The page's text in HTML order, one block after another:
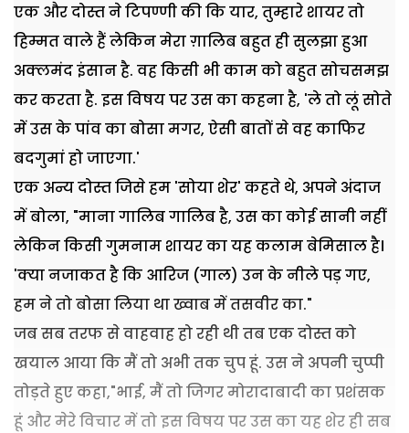
एक और दोस्त ने टिपण्णी की कि यार, तुम्हारे शायर तो
हिम्मत वाले हैं लेकिन मेरा ग़ालिब बहुत ही सुलझा हुआ
अक्लमंद इंसान है. वह किसी भी काम को बहुत सोचसमझ
कर करता है. इस विषय पर उस का कहना है, 'ले तो लूं सोते
में उस के पांव का बोसा मगर, ऐसी बातों से वह काफिर
बदगुमां हो जाएगा.'
एक अन्य दोस्त जिसे हम 'सोया शेर' कहते थे, अपने अंदाज
में बोला, "माना गालिब गालिब है, उस का कोई सानी नहीं
लेकिन किसी गुमनाम शायर का यह कलाम बेमिसाल है।
'क्या नजाकत है कि आरिज (गाल) उन के नीले पड़ गए,
हम ने तो बोसा लिया था ख्वाब में तसवीर का."
जब सब तरफ से वाहवाह हो रही थी तब एक दोस्त को
खयाल आया कि मैं तो अभी तक चुप हूं. उस ने अपनी चुप्पी
तोड़ते हुए कहा,"भाई, मैं तो जिगर मोरादाबादी का प्रशंसक
हूं और मेरे विचार में तो इस विषय पर उस का यह शेर ही सब